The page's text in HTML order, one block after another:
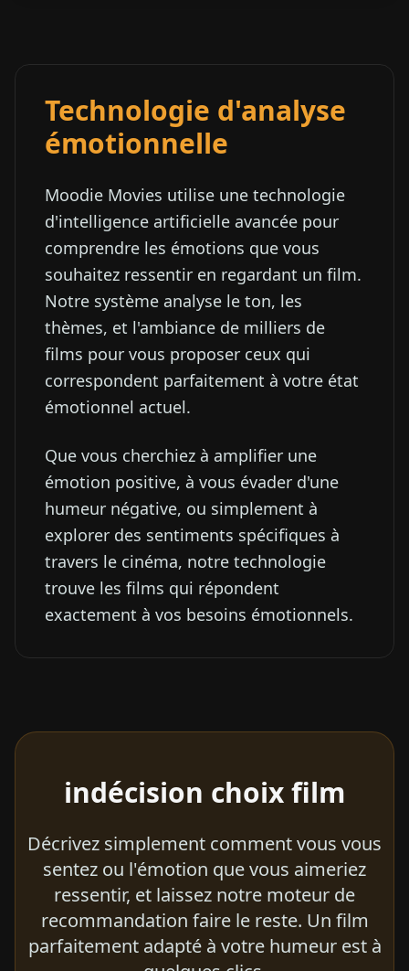
Technologie d'analyse
émotionnelle
Moodie Movies utilise une technologie
d'intelligence artificielle avancée pour
comprendre les émotions que vous
souhaitez ressentir en regardant un film.
Notre système analyse le ton, les
thèmes, et l'ambiance de milliers de
films pour vous proposer ceux qui
correspondent parfaitement à votre état
émotionnel actuel.
Que vous cherchiez à amplifier une
émotion positive, à vous évader d'une
humeur négative, ou simplement à
explorer des sentiments spécifiques à
travers le cinéma, notre technologie
trouve les films qui répondent
exactement à vos besoins émotionnels.
indécision choix film
Décrivez simplement comment vous vous
sentez ou l'émotion que vous aimeriez
ressentir, et laissez notre moteur de
recommandation faire le reste. Un film
parfaitement adapté à votre humeur est à